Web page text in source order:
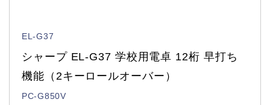
EL-G37
シャープ EL-G37 学校用電卓 12桁 早打ち
機能（2キーロールオーバー）
PC-G850V